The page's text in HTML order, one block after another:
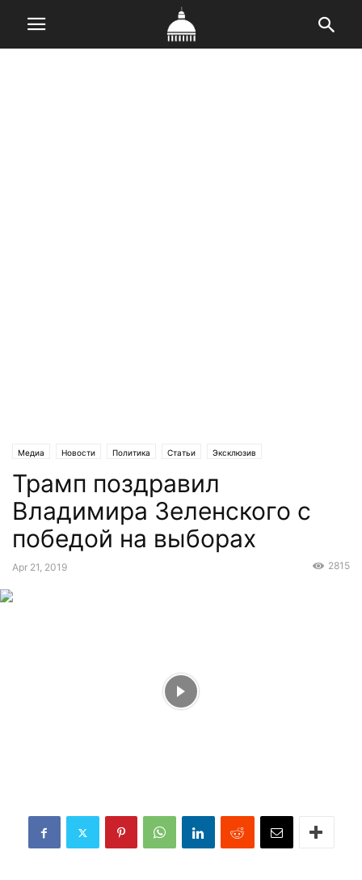
Медиа Новости Политика Статьи Эксклюзив
Трамп поздравил
Владимира Зеленского с
победой на выборах
Apr 21, 2019 2815